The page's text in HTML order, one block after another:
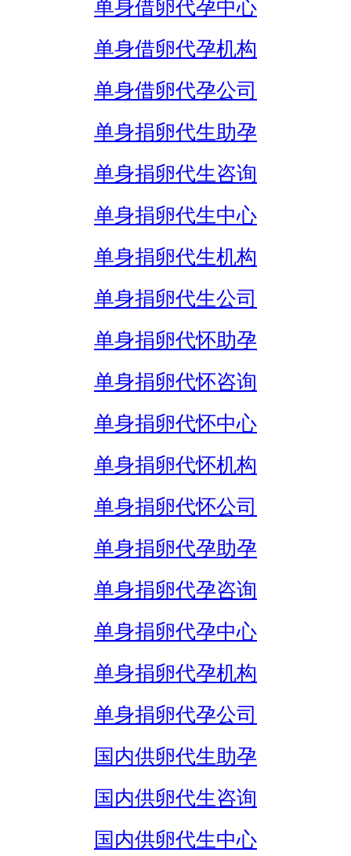
单身借卵代孕中心
单身借卵代孕机构
单身借卵代孕公司
单身捐卵代生助孕
单身捐卵代生咨询
单身捐卵代生中心
单身捐卵代生机构
单身捐卵代生公司
单身捐卵代怀助孕
单身捐卵代怀咨询
单身捐卵代怀中心
单身捐卵代怀机构
单身捐卵代怀公司
单身捐卵代孕助孕
单身捐卵代孕咨询
单身捐卵代孕中心
单身捐卵代孕机构
单身捐卵代孕公司
国内供卵代生助孕
国内供卵代生咨询
国内供卵代生中心